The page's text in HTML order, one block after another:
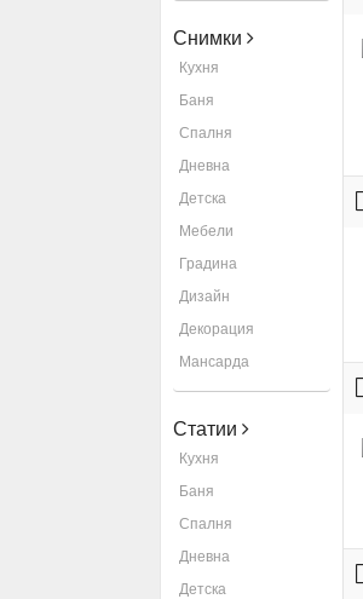
Снимки
Кухня
Баня
Спалня
Дневна
Детска
Мебели
Градина
Дизайн
Декорация
Мансарда
Статии
Кухня
Баня
Спалня
Дневна
Детска